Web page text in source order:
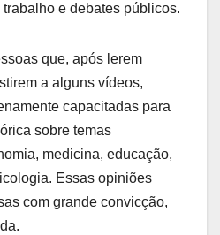
e debates públicos.
que, após lerem
a alguns vídeos,
capacitadas para
sobre temas
medicina, educação,
Essas opiniões
com grande convicção,